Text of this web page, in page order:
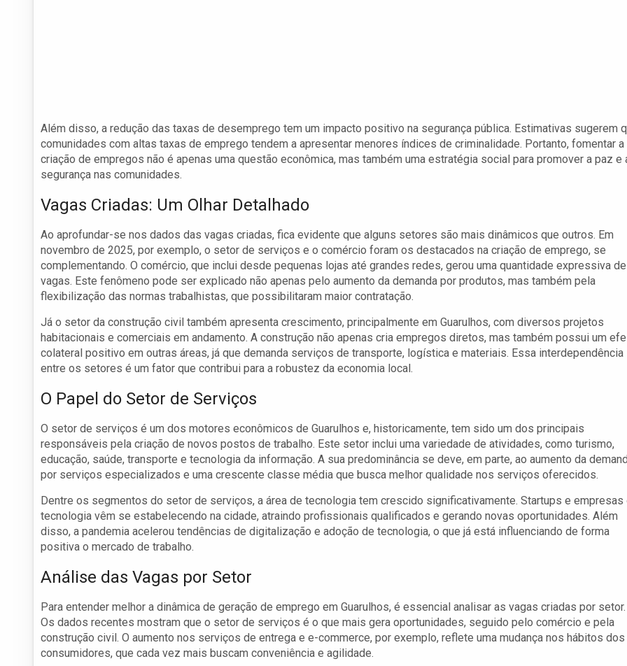
Além disso, a redução das taxas de desemprego tem um impacto positivo na segurança pública. Estimativas sugerem
comunidades com altas taxas de emprego tendem a apresentar menores índices de criminalidade. Portanto, fomentar a
criação de empregos não é apenas uma questão econômica, mas também uma estratégia social para promover a paz e
segurança nas comunidades.
Vagas Criadas: Um Olhar Detalhado
Ao aprofundar-se nos dados das vagas criadas, fica evidente que alguns setores são mais dinâmicos que outros. Em
novembro de 2025, por exemplo, o setor de serviços e o comércio foram os destacados na criação de emprego, se
complementando. O comércio, que inclui desde pequenas lojas até grandes redes, gerou uma quantidade expressiva de
vagas. Este fenômeno pode ser explicado não apenas pelo aumento da demanda por produtos, mas também pela
flexibilização das normas trabalhistas, que possibilitaram maior contratação.
Já o setor da construção civil também apresenta crescimento, principalmente em Guarulhos, com diversos projetos
habitacionais e comerciais em andamento. A construção não apenas cria empregos diretos, mas também possui um
colateral positivo em outras áreas, já que demanda serviços de transporte, logística e materiais. Essa interdependência
entre os setores é um fator que contribui para a robustez da economia local.
O Papel do Setor de Serviços
O setor de serviços é um dos motores econômicos de Guarulhos e, historicamente, tem sido um dos principais
responsáveis pela criação de novos postos de trabalho. Este setor inclui uma variedade de atividades, como turismo,
educação, saúde, transporte e tecnologia da informação. A sua predominância se deve, em parte, ao aumento da
por serviços especializados e uma crescente classe média que busca melhor qualidade nos serviços oferecidos.
Dentre os segmentos do setor de serviços, a área de tecnologia tem crescido significativamente. Startups e empresas
tecnologia vêm se estabelecendo na cidade, atraindo profissionais qualificados e gerando novas oportunidades. Além
disso, a pandemia acelerou tendências de digitalização e adoção de tecnologia, o que já está influenciando de forma
positiva o mercado de trabalho.
Análise das Vagas por Setor
Para entender melhor a dinâmica de geração de emprego em Guarulhos, é essencial analisar as vagas criadas por setor.
Os dados recentes mostram que o setor de serviços é o que mais gera oportunidades, seguido pelo comércio e pela
construção civil. O aumento nos serviços de entrega e e-commerce, por exemplo, reflete uma mudança nos hábitos dos
consumidores, que cada vez mais buscam conveniência e agilidade.